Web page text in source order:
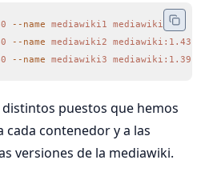
--name mediawiki1 mediawiki
--name mediawiki2 mediawiki:1.43
--name mediawiki3 mediawiki:1.39
puestos que hemos
cada contenedor y a las
versiones de la mediawiki.